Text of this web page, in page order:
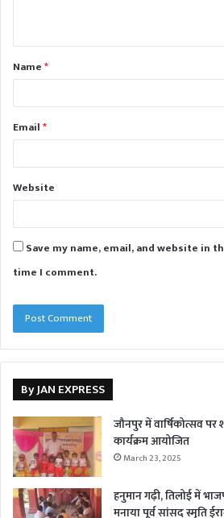
t
*Name*
Email*
Website
Save my name, email, and website in
time I comment.
By JAN EXPRESS
जौनपुर में वार्षिकोत्सव
कार्यक्रम आयोजित
March 23, 2025
हनुमान गढ़ी, तिलोई में
मनाया पूर्व सांसद स्मृति